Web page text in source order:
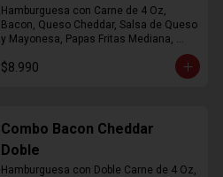
Hamburguesa con Carne de 4 Oz,
Bacon, Queso Cheddar, Salsa de Queso
y Mayonesa, Papas Fritas Mediana,
$8.990
Combo Bacon Cheddar
Doble
Hamburguesa con Doble Carne de 4 Oz,